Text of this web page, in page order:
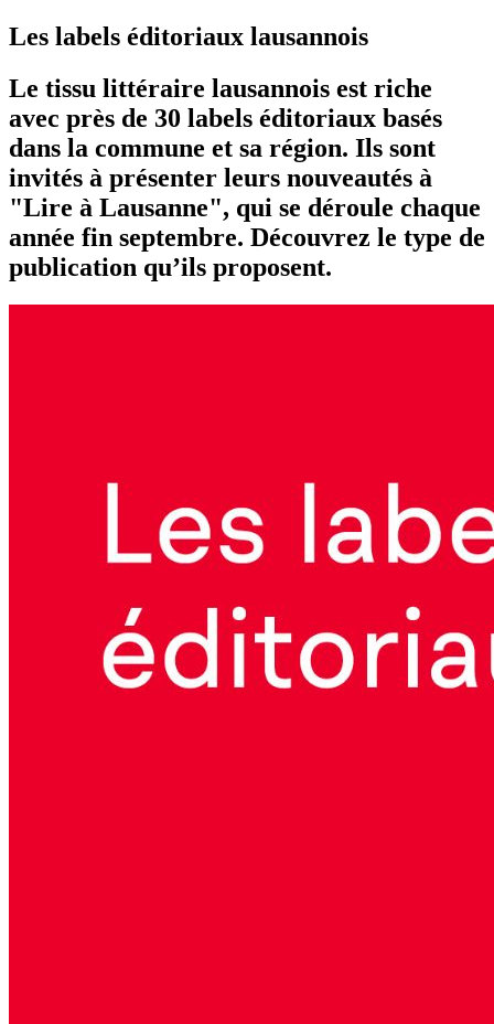
Les labels éditoriaux lausannois
Le tissu littéraire lausannois est riche
avec près de 30 labels éditoriaux basés
dans la commune et sa région. Ils sont
invités à présenter leurs nouveautés à
"Lire à Lausanne", qui se déroule chaque
année fin septembre. Découvrez le type de
publication qu’ils proposent.